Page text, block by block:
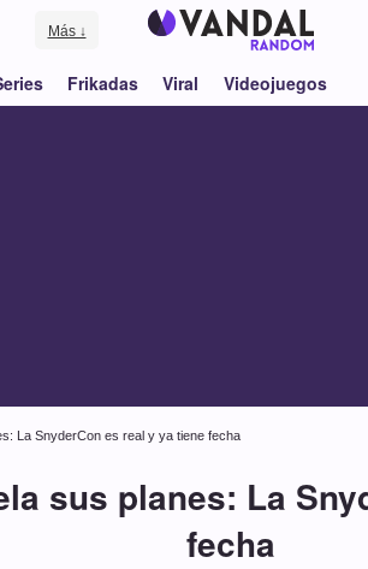
Más ↓
Frikadas Viral Videojuegos
La SnyderCon es real y ya tiene fecha
sus planes: La
fecha